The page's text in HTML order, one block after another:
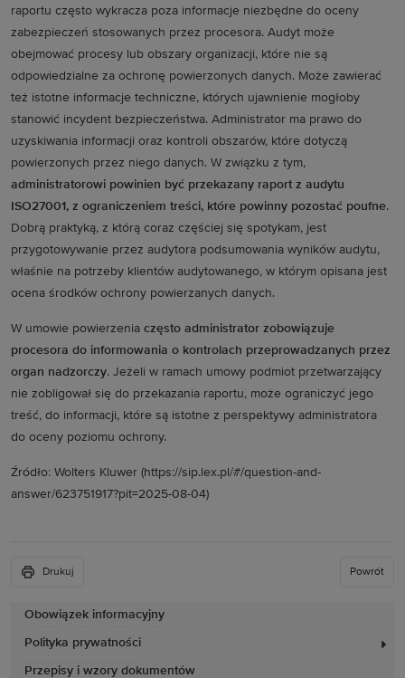
Obowiązek informacyjny
Polityka prywatności
Przepisy i wzory dokumentów
raportu często wykracza poza informacje niezbędne do oceny
zabezpieczeń stosowanych przez procesora. Audyt może
obejmować procesy lub obszary organizacji, które nie są
odpowiedzialne za ochronę powierzonych danych. Może zawierać
też istotne informacje techniczne, których ujawnienie mogłoby
stanowić incydent bezpieczeństwa. Administrator ma prawo do
uzyskiwania informacji oraz kontroli obszarów, które dotyczą
powierzonych przez niego danych. W związku z tym,
administratorowi powinien być przekazany raport z audytu
ISO27001, z ograniczeniem treści, które powinny pozostać poufne.
Dobrą praktyką, z którą coraz częściej się spotykam, jest
przygotowywanie przez audytora podsumowania wyników audytu,
właśnie na potrzeby klientów audytowanego, w którym opisana jest
ocena środków ochrony powierzanych danych.
W umowie powierzenia często administrator zobowiązuje
procesora do informowania o kontrolach przeprowadzanych przez
organ nadzorczy. Jeżeli w ramach umowy podmiot przetwarzający
nie zobligował się do przekazania raportu, może ograniczyć jego
treść, do informacji, które są istotne z perspektywy administratora
do oceny poziomu ochrony.
Źródło: Wolters Kluwer (https://sip.lex.pl/#/question-and-
answer/623751917?pit=2025-08-04)
Drukuj Powrót